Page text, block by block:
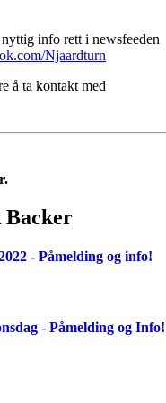
info rett i newsfeeden
Njaardturn
å ta kontakt med
Backer
- Påmelding og info!
- Påmelding og Info!